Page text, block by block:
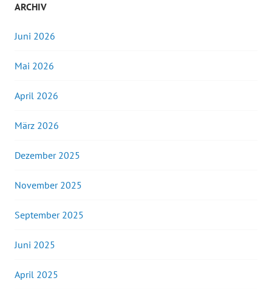
ARCHIV
Juni 2026
Mai 2026
April 2026
März 2026
Dezember 2025
November 2025
September 2025
Juni 2025
April 2025